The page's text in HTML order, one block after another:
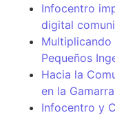
Infocentro
digital
Multiplicando
Pequeños
Hacia la
en la Gamarra
Infocentro y